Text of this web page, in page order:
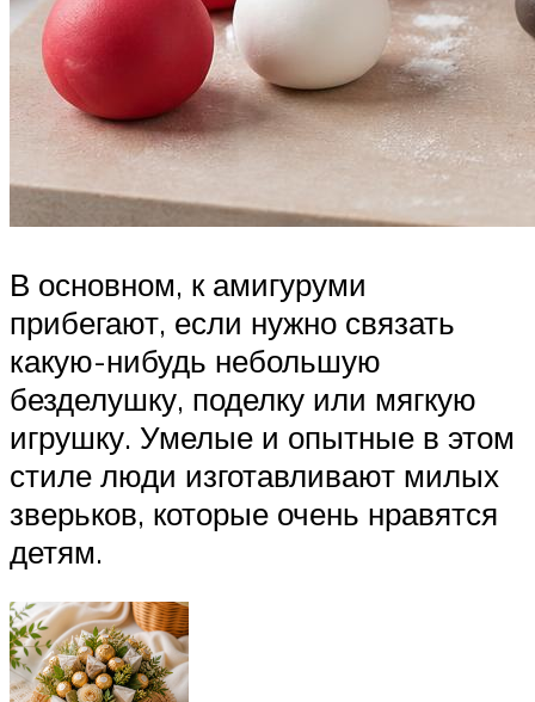
В основном, к амигуруми
прибегают, если нужно связать
какую-нибудь небольшую
безделушку, поделку или мягкую
игрушку. Умелые и опытные в этом
стиле люди изготавливают милых
зверьков, которые очень нравятся
детям.